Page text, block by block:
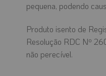
pequena, podendo
Produto isento de
Resolução RDC Nº
não perecível.